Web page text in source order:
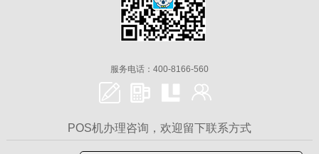
服务电话：400-8166-560
POS机办理咨询，欢迎留下联系方式